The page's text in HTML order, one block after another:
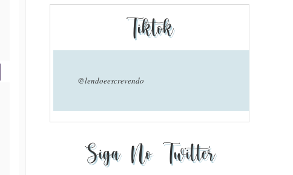
Tiktok
@lendoeescrevendo
Siga No Twitter